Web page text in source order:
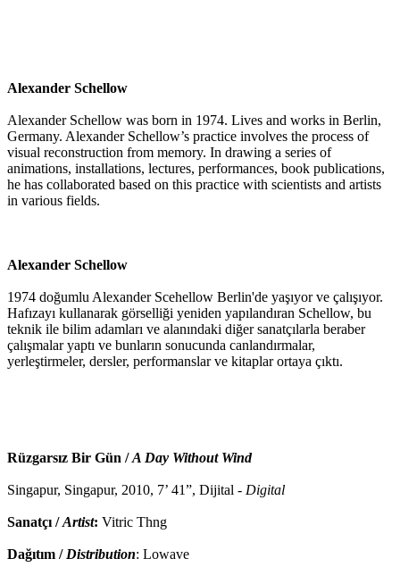
Alexander Schellow
Alexander Schellow was born in 1974. Lives and works in Berlin,
Germany. Alexander Schellow’s practice involves the process of
visual reconstruction from memory. In drawing a series of
animations, installations, lectures, performances, book publications,
he has collaborated based on this practice with scientists and artists
in various fields.
Alexander Schellow
1974 doğumlu Alexander Scehellow Berlin'de yaşıyor ve çalışıyor.
Hafızayı kullanarak görselliği yeniden yapılandıran Schellow, bu
teknik ile bilim adamları ve alanındaki diğer sanatçılarla beraber
çalışmalar yaptı ve bunların sonucunda canlandırmalar,
yerleştirmeler, dersler, performanslar ve kitaplar ortaya çıktı.
Rüzgarsız Bir Gün /A Day Without Wind
Singapur, Singapur, 2010, 7’ 41”, Dijital - Digital
Sanatçı /Artist: Vitric Thng
Dağıtım / Distribution: Lowave